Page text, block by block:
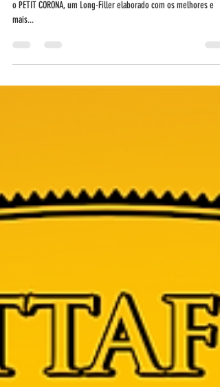
Acabamos de lançar um novo charuto da Linha Mattafina
mais...